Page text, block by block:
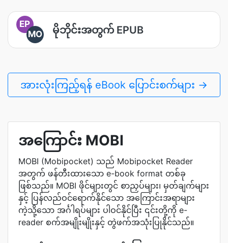
EP
MO
မိုဘိုင်းအတွက် EPUB
အားလုံးကြည့်ရန် eBook ပြောင်းစက်များ →
အကြောင်း MOBI
MOBI (Mobipocket) သည် Mobipocket Reader
အတွက် ဖန်တီးထားသော e-book format တစ်ခု
ဖြစ်သည်။ MOBI ဖိုင်များတွင် စာညှပ်များ၊ မှတ်ချက်များ
နှင့် ပြန်လည်ဝင်ရောက်နိုင်သော အကြောင်းအရာများ
ကဲ့သို့သော အင်္ဂါရပ်များ ပါဝင်နိုင်ပြီး ၎င်းတို့ကို e-
reader စက်အမျိုးမျိုးနှင့် တွဲဖက်အသုံးပြုနိုင်သည်။